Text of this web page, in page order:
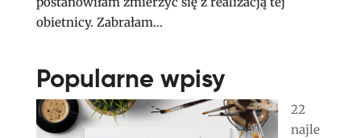
obietnicy. Zabrałam...
Popularne wpisy
22
najle